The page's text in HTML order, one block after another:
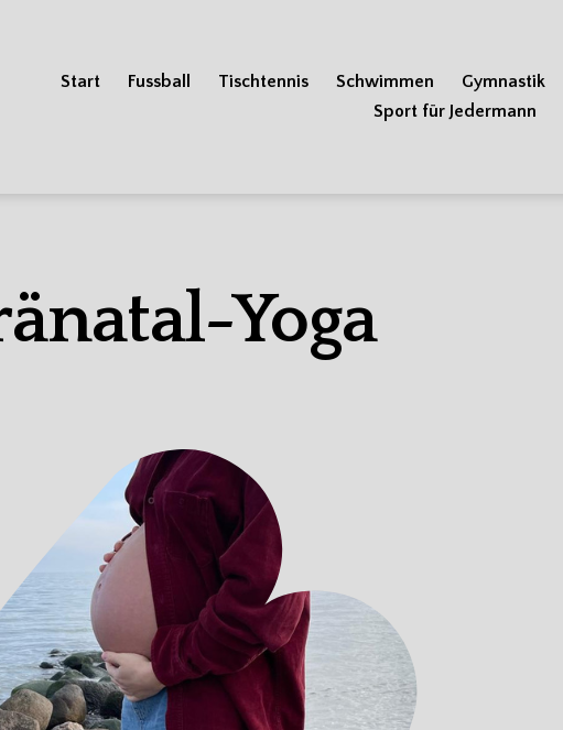
Start Fussball Tischtennis Schwimmen Gymnastik
Sport für Jedermann
Yoga